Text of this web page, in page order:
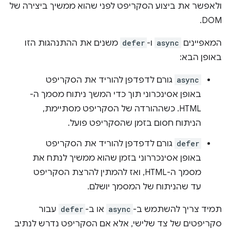
ולאפשר את ביצוע הסקריפט לפני שהוא ממשיך ביצירה של
DOM.
המאפיינים async ו- defer משנים את ההתנהגות הזו
באופן הבא:
async גורם לדפדפן להוריד את הסקריפט
באופן אסינכרוני תוך כדי המשך ניתוח מסמך ה-
HTML. כשההורדה של הסקריפט מסתיימת,
הניתוח חסום בזמן שהסקריפט פועל.
defer גורם לדפדפן להוריד את הסקריפט
באופן אסינכררוני בזמן שהוא ממשיך לנתח את
מסמך ה-HTML, ואז להמתין להרצת הסקריפט
עד שהניתוח של המסמך יושלם.
תמיד צריך להשתמש ב- async או ב- defer עבור
סקריפטים של צד שלישי, אלא אם הסקריפט נדרש לנתיב